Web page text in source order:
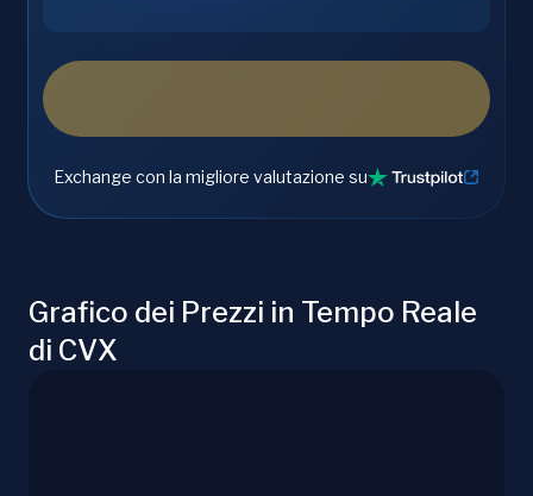
Exchange con la migliore valutazione su
Grafico dei Prezzi in Tempo Reale
di CVX